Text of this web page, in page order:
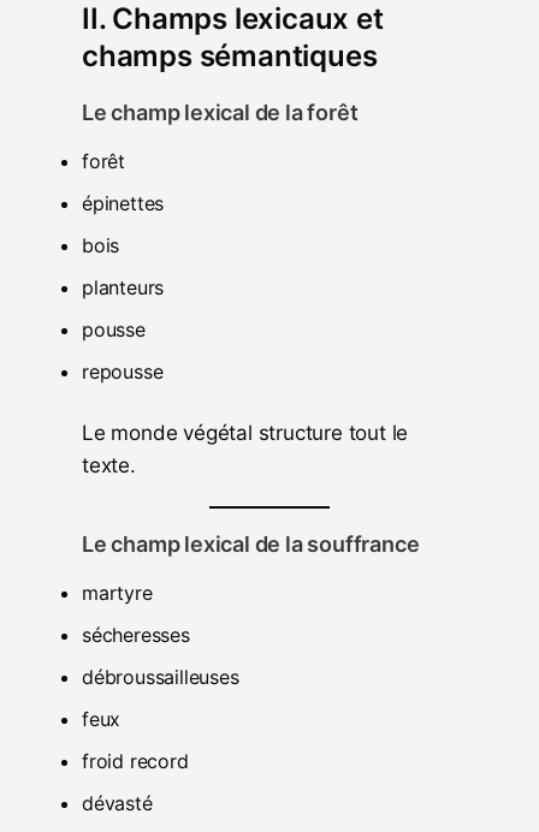
II. Champs lexicaux et
champs sémantiques
Le champ lexical de la forêt
forêt
épinettes
bois
planteurs
pousse
repousse
Le monde végétal structure tout le
texte.
Le champ lexical de la souffrance
martyre
sécheresses
débroussailleuses
feux
froid record
dévasté